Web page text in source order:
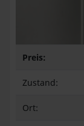
Preis:
Zustand:
Ort: